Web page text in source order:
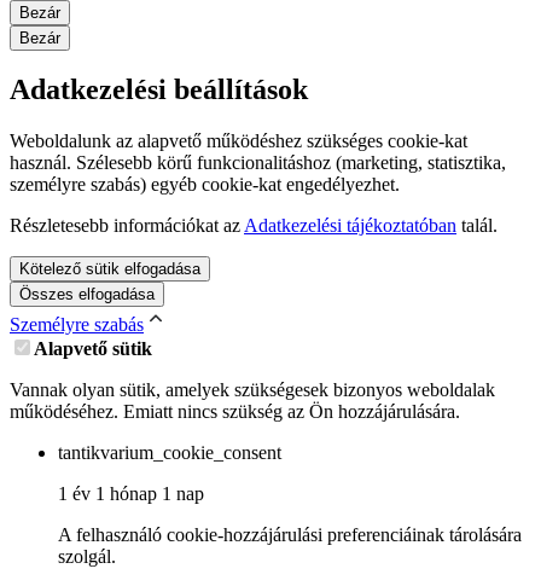
Bezár
Bezár
Adatkezelési beállítások
Weboldalunk az alapvető működéshez szükséges cookie-kat
használ. Szélesebb körű funkcionalitáshoz (marketing, statisztika,
személyre szabás) egyéb cookie-kat engedélyezhet.
Részletesebb információkat az Adatkezelési tájékoztatóban talál.
Kötelező sütik elfogadása
Összes elfogadása
Személyre szabás
Alapvető sütik
Vannak olyan sütik, amelyek szükségesek bizonyos weboldalak
működéséhez. Emiatt nincs szükség az Ön hozzájárulására.
tantikvarium_cookie_consent
1 év 1 hónap 1 nap
A felhasználó cookie-hozzájárulási preferenciáinak tárolására
szolgál.